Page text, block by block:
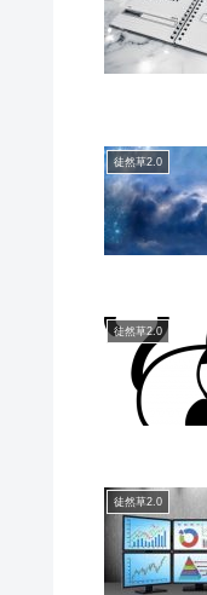
徒然草2.0
徒然草2.0
徒然草2.0